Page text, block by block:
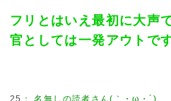
フリとはいえ最初に大声
官としては一発アウトで
25 ：名無しの読者さん(｀・ω・´)